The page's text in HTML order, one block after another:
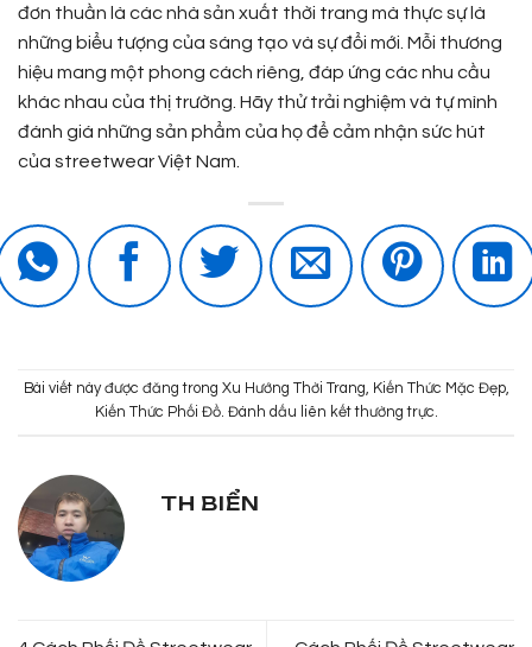
đơn thuần là các nhà sản xuất thời trang mà thực sự là
những biểu tượng của sáng tạo và sự đổi mới. Mỗi thương
hiệu mang một phong cách riêng, đáp ứng các nhu cầu
khác nhau của thị trường. Hãy thử trải nghiệm và tự mình
đánh giá những sản phẩm của họ để cảm nhận sức hút
của streetwear Việt Nam.
Bài viết này được đăng trong Xu Hướng Thời Trang, Kiến Thức Mặc Đẹp,
Kiến Thức Phối Đồ. Đánh dấu liên kết thường trực.
TH BIỂN